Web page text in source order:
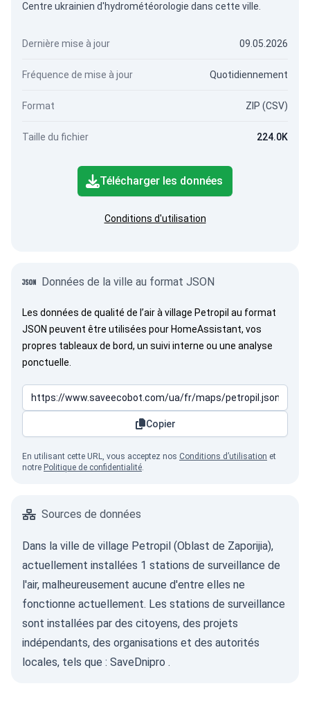
Centre ukrainien d'hydrométéorologie dans cette ville.
Dernière mise à jour 09.05.2026
Fréquence de mise à jour Quotidiennement
Format ZIP (CSV)
Taille du fichier 224.0K
Télécharger les données
Conditions d'utilisation
Données de la ville au format JSON
Les données de qualité de l’air à village Petropil au format
JSON peuvent être utilisées pour HomeAssistant, vos
propres tableaux de bord, un suivi interne ou une analyse
ponctuelle.
Copier
En utilisant cette URL, vous acceptez nos Conditions d’utilisation et
notre Politique de confidentialité.
Sources de données
Dans la ville de village Petropil (Oblast de Zaporijia),
actuellement installées 1 stations de surveillance de
l'air, malheureusement aucune d'entre elles ne
fonctionne actuellement. Les stations de surveillance
sont installées par des citoyens, des projets
indépendants, des organisations et des autorités
locales, tels que : SaveDnipro .